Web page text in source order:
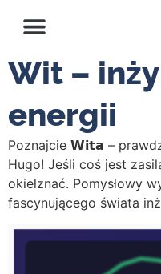
Wit –
energii
Poznajcie 𝗪𝗶𝘁𝗮 –
Hugo! Jeśli coś jest
okiełznać. Pomysłowy
fascynującego świata